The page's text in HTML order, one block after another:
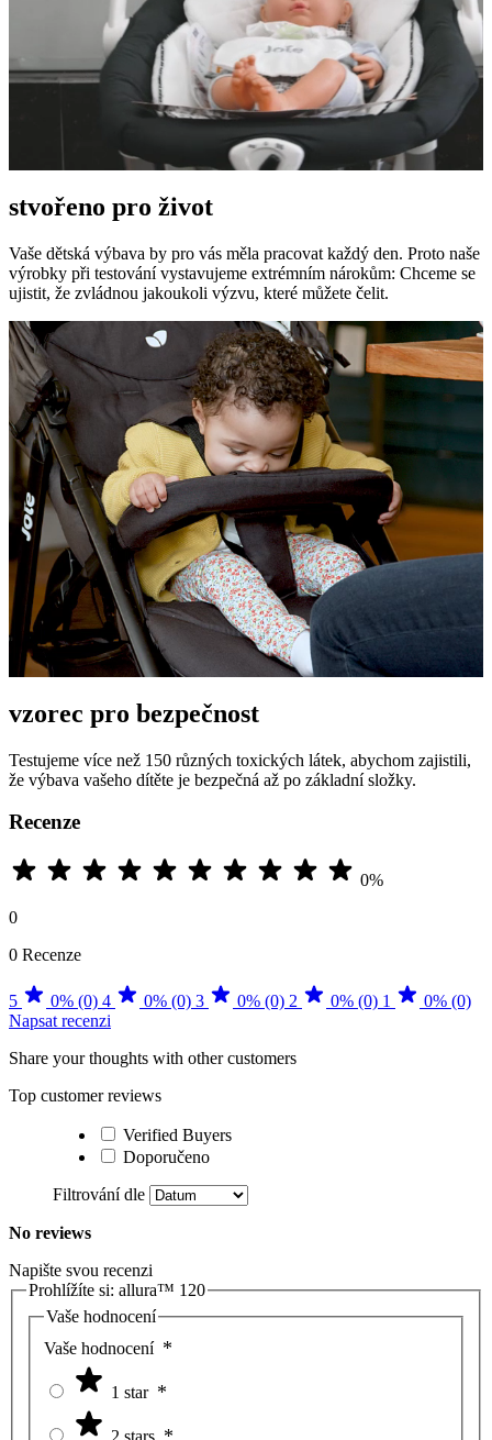
stvořeno pro život
Vaše dětská výbava by pro vás měla pracovat každý den. Proto naše
výrobky při testování vystavujeme extrémním nárokům: Chceme se
ujistit, že zvládnou jakoukoli výzvu, které můžete čelit.
vzorec pro bezpečnost
Testujeme více než 150 různých toxických látek, abychom zajistili,
že výbava vašeho dítěte je bezpečná až po základní složky.
Recenze
0%
0
0 Recenze
5 0% (0) 4 0% (0) 3 0% (0) 2 0% (0) 1
0% (0)
Napsat recenzi
Share your thoughts with other customers
Top customer reviews
Verified Buyers
Doporučeno
Filtrování dle
No reviews
Napište svou recenzi
Prohlížíte si: allura™ 120
Vaše hodnocení
Vaše hodnocení
1 star